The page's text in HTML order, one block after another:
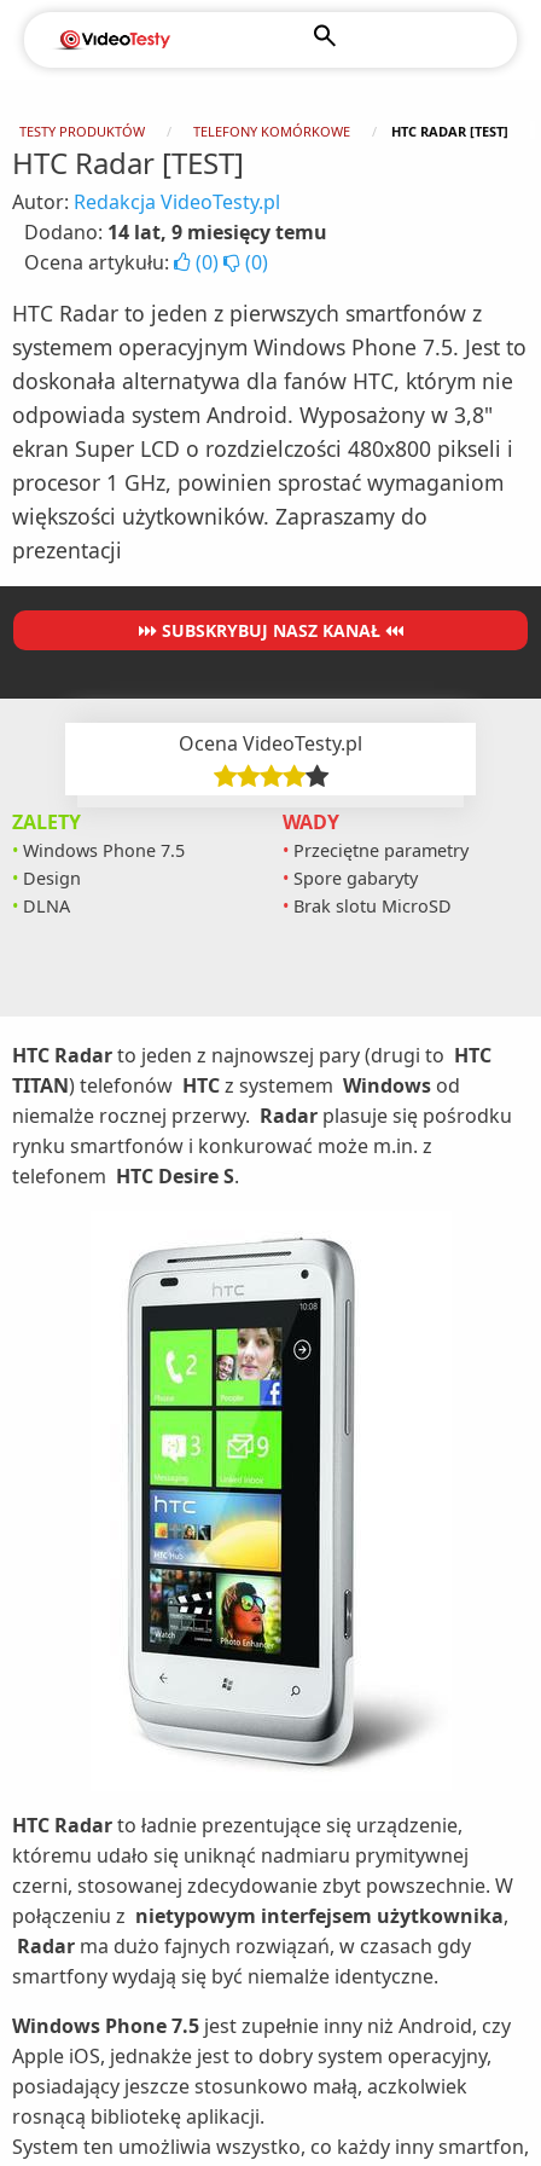
TESTY PRODUKTÓW TELEFONY KOMÓRKOWE HTC RADAR [TEST]
HTC Radar [TEST]
Autor: Redakcja VideoTesty.pl
Dodano: 14 lat, 9 miesięcy temu
Ocena artykułu:
(0) (0)
HTC Radar to jeden z pierwszych smartfonów z
systemem operacyjnym Windows Phone 7.5. Jest to
doskonała alternatywa dla fanów HTC, którym nie
odpowiada system Android. Wyposażony w 3,8"
ekran Super LCD o rozdzielczości 480x800 pikseli i
procesor 1 GHz, powinien sprostać wymaganiom
większości użytkowników. Zapraszamy do
prezentacji
SUBSKRYBUJ NASZ KANAŁ
Ocena VideoTesty.pl
ZALETY
Windows Phone 7.5
Design
DLNA
WADY
Przeciętne parametry
Spore gabaryty
Brak slotu MicroSD
HTC Radarto jeden z najnowszej pary (drugi to HTC
TITAN) telefonów HTCz systemem Windows od
niemalże rocznej przerwy. Radar plasuje się pośrodku
rynku smartfonów i konkurować może m.in. z
telefonem HTC Desire S.
HTC Radarto ładnie prezentujące się urządzenie,
któremu udało się uniknąć nadmiaru prymitywnej
czerni, stosowanej zdecydowanie zbyt powszechnie. W
połączeniu z nietypowym interfejsem użytkownika,
Radar ma dużo fajnych rozwiązań, w czasach gdy
smartfony wydają się być niemalże identyczne.
Windows Phone 7.5 jest zupełnie inny niż Android, czy
Apple iOS, jednakże jest to dobry system operacyjny,
posiadający jeszcze stosunkowo małą, aczkolwiek
rosnącą bibliotekę aplikacji.
System ten umożliwia wszystko, co każdy inny smartfon,